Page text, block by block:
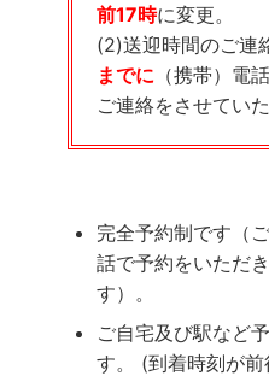
前17時に変更。
(2)送迎時間のご
までに （携帯）電
ご連絡をさせてい
完全予約制です（
話で予約をいただ
す）。
ご自宅及び駅など
す。 (到着時刻が